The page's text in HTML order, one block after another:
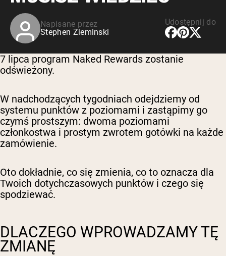
Napisane przez
Stephen Zieminski
Udostępnij do
7 lipca program Naked Rewards zostanie
odświeżony.
W nadchodzących tygodniach odejdziemy od
systemu punktów z poziomami i zastąpimy go
czymś prostszym: dwoma poziomami
członkostwa i prostym zwrotem gotówki na każde
zamówienie.
Oto dokładnie, co się zmienia, co to oznacza dla
Twoich dotychczasowych punktów i czego się
spodziewać.
DLACZEGO WPROWADZAMY TĘ
ZMIANĘ